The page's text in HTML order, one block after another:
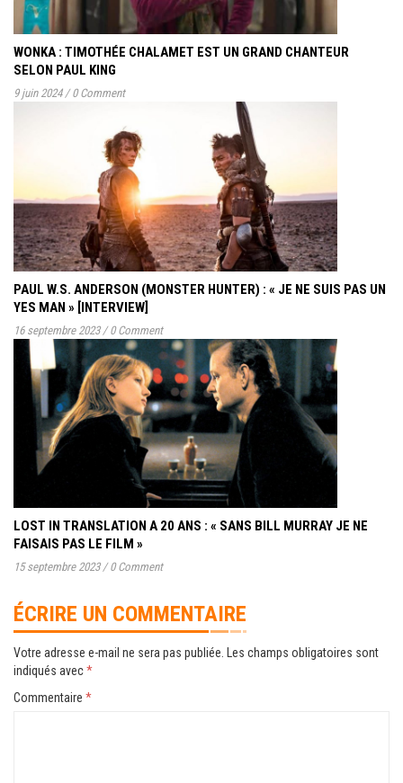
WONKA : TIMOTHÉE CHALAMET EST UN GRAND CHANTEUR
SELON PAUL KING
9 juin 2024 / 0 Comment
PAUL W.S. ANDERSON (MONSTER HUNTER) : « JE NE SUIS PAS UN
YES MAN » [INTERVIEW]
16 septembre 2023 / 0 Comment
LOST IN TRANSLATION A 20 ANS : « SANS BILL MURRAY JE NE
FAISAIS PAS LE FILM »
15 septembre 2023 / 0 Comment
ÉCRIRE UN COMMENTAIRE
Votre adresse e-mail ne sera pas publiée. Les champs obligatoires sont
indiqués avec*
Commentaire *